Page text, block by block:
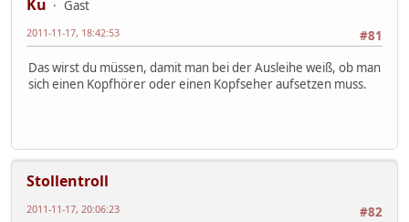
Ku
Gast
#81
2011-11-17, 18:42:53
Das wirst du müssen, damit man bei der Ausleihe weiß, ob man
sich einen Kopfhörer oder einen Kopfseher aufsetzen muss.
Stollentroll
#82
2011-11-17, 20:06:23